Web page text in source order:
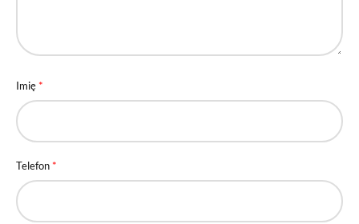
Imię *
Telefon *